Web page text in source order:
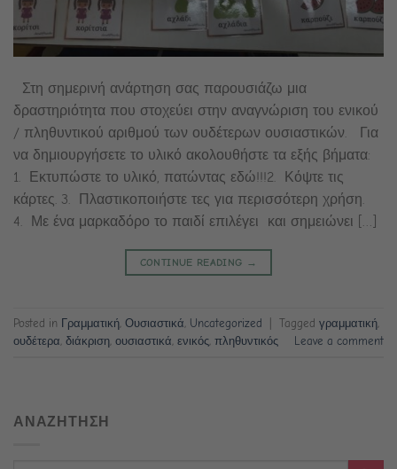
Στη σημερινή ανάρτηση σας παρουσιάζω μια
δραστηριότητα που στοχεύει στην αναγνώριση του ενικού
/ πληθυντικού αριθμού των ουδέτερων ουσιαστικών. Για
να δημιουργήσετε το υλικό ακολουθήστε τα εξής βήματα:
1. Εκτυπώστε το υλικό, πατώντας εδώ!!!2. Κόψτε τις
κάρτες. 3. Πλαστικοποιήστε τες για περισσότερη χρήση.
4. Με ένα μαρκαδόρο το παιδί επιλέγει και σημειώνει […]
CONTINUE READING →
Posted in Γραμματική Ουσιαστικά Uncategorized Tagged γραμματική
ουδέτερα διάκριση ουσιαστικά ενικός πληθυντικός Leave a comment
ΑΝΑΖΗΤΗΣΗ